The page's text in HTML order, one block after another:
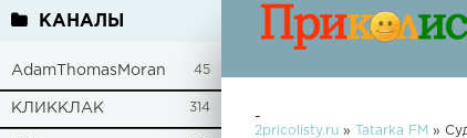
КАНАЛЫ
AdamThomasMoran 45
КЛИККЛАК 314
-
2pricolisty.ru » Tatarka FM »